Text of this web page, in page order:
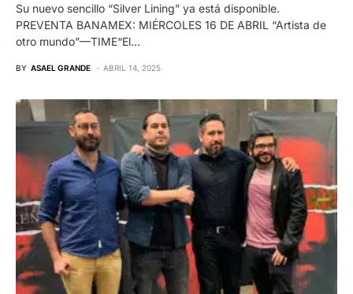
Su nuevo sencillo “Silver Lining” ya está disponible.
PREVENTA BANAMEX: MIÉRCOLES 16 DE ABRIL “Artista de
otro mundo”—TIME“El…
BY ASAEL GRANDE ABRIL 14, 2025